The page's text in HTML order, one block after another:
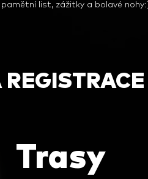
pamětní list, zážitky a bolavé
REGISTRACE
Trasy